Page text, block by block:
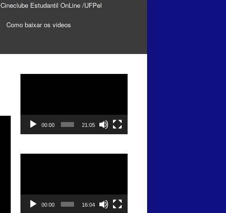
Cineclube Estudantil OnLine /UFPel
Como baixar os videos
00:00 21:05
00:00 16:04